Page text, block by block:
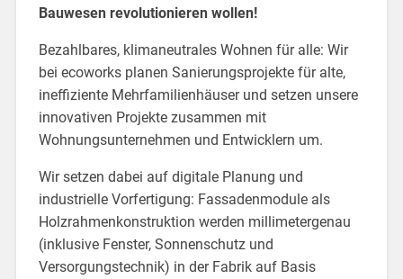
Bauwesen revolutionieren wollen!
Bezahlbares, klimaneutrales Wohnen für alle: Wir
bei ecoworks planen Sanierungsprojekte für alte,
ineffiziente Mehrfamilienhäuser und setzen unsere
innovativen Projekte zusammen mit
Wohnungsunternehmen und Entwicklern um.
Wir setzen dabei auf digitale Planung und
industrielle Vorfertigung: Fassadenmodule als
Holzrahmenkonstruktion werden millimetergenau
(inklusive Fenster, Sonnenschutz und
Versorgungstechnik) in der Fabrik auf Basis